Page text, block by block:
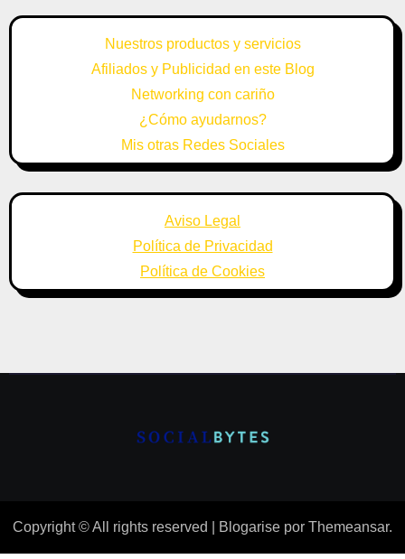
Nuestros productos y servicios
Afiliados y Publicidad en este Blog
Networking con cariño
¿Cómo ayudarnos?
Mis otras Redes Sociales
Aviso Legal
Política de Privacidad
Política de Cookies
Copyright © All rights reserved Blogarise por Themeansar.